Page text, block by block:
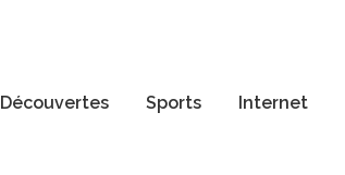
Découvertes Sports Internet